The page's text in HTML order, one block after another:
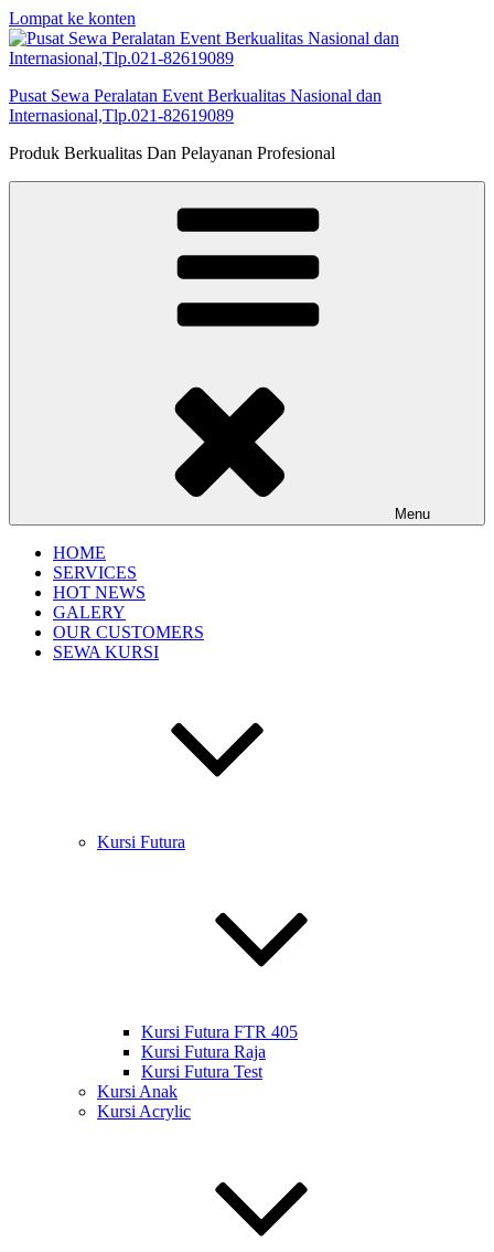
Lompat ke konten
Pusat Sewa Peralatan Event Berkualitas Nasional dan
Internasional,Tlp.021-82619089
Produk Berkualitas Dan Pelayanan Profesional
Menu
HOME
SERVICES
HOT NEWS
GALERY
OUR CUSTOMERS
SEWA KURSI
Kursi Futura
Kursi Futura FTR 405
Kursi Futura Raja
Kursi Futura Test
Kursi Anak
Kursi Acrylic